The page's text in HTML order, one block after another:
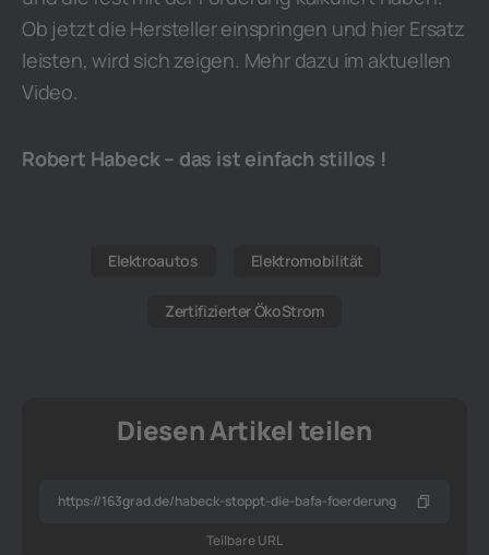
Ob jetzt die Hersteller einspringen und hier Ersatz
leisten, wird sich zeigen. Mehr dazu im aktuellen
Video.
Robert Habeck – das ist einfach stillos !
Elektroautos Elektromobilität
Zertifizierter ÖkoStrom
Diesen Artikel teilen
Teilbare URL